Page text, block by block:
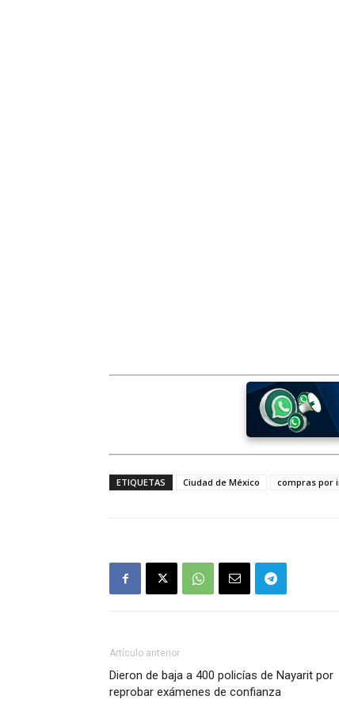
ETIQUETAS Ciudad de México compras por
Artículo anterior
Dieron de baja a 400 policías de Nayarit por
reprobar exámenes de confianza